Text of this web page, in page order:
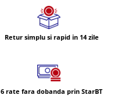
Retur simplu si rapid in 14 zile
6 rate fara dobanda prin StarBT